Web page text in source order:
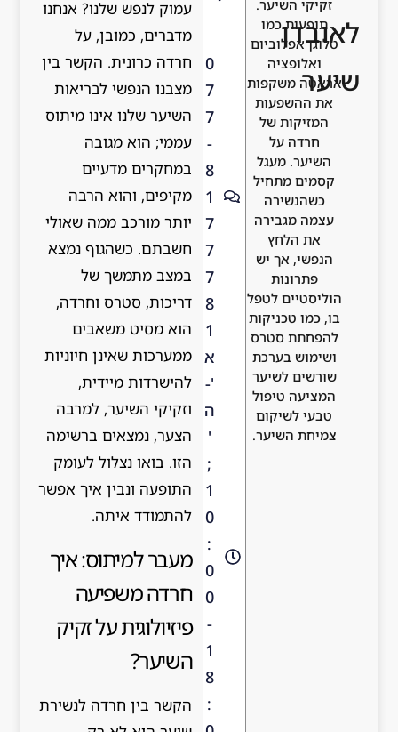
לאובדן
שיער
זקיקי השיער.
תופעות כמו
טלוגן אפלוביום
ואלופציה
אראטה משקפות
את ההשפעות
המזיקות של
חרדה על
השיער. מעגל
קסמים מתחיל
כשהנשירה
עצמה מגבירה
את הלחץ
הנפשי, אך יש
פתרונות
הוליסטיים לטפל
בו, כמו טכניקות
להפחתת סטרס
ושימוש בערכת
שורשים לשיער
המציעה טיפול
טבעי לשיקום
צמיחת השיער.
0
7
7
-
8
1
7
7
7
8
1
א
'-
ה
'
;
1
0
:
0
0
-
1
8
:
עמוק לנפש שלנו? אנחנו
מדברים, כמובן, על
חרדה כרונית. הקשר בין
מצבנו הנפשי לבריאות
השיער שלנו אינו מיתוס
עממי; הוא מגובה
במחקרים מדעיים
מקיפים, והוא הרבה
יותר מורכב ממה שאולי
חשבתם. כשהגוף נמצא
במצב מתמשך של
דריכות, סטרס וחרדה,
הוא מסיט משאבים
ממערכות שאינן חיוניות
להישרדות מיידית,
וזקיקי השיער, למרבה
הצער, נמצאים ברשימה
הזו. בואו נצלול לעומק
התופעה ונבין איך אפשר
להתמודד איתה.
מעבר למיתוס: איך
חרדה משפיעה
פיזיולוגית על זקיק
השיער?
הקשר בין חרדה לנשירת